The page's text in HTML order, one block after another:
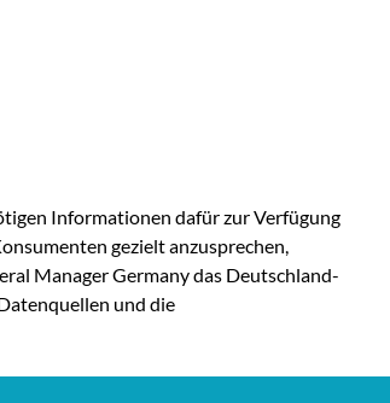
Informationen dafür zur Verfügung
gezielt anzusprechen,
Manager Germany das Deutschland-
und die